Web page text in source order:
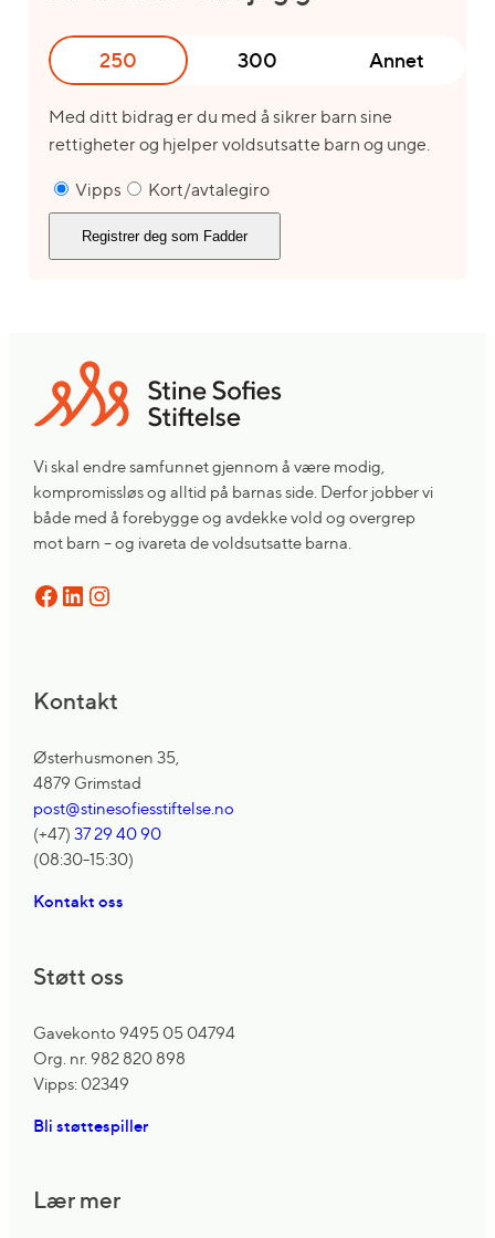
250 300 Annet
Med ditt bidrag er du med å sikrer barn sine
rettigheter og hjelper voldsutsatte barn og unge.
Vipps Kort/avtalegiro
Vi skal endre samfunnet gjennom å være modig,
kompromissløs og alltid på barnas side. Derfor jobber vi
både med å forebygge og avdekke vold og overgrep
mot barn – og ivareta de voldsutsatte barna.
Facebook LinkedIn Instagram
Kontakt
Østerhusmonen 35,
4879 Grimstad
post@stinesofiesstiftelse.no
(+47)37 29 40 90
(08:30-15:30)
Kontakt oss
Støtt oss
Gavekonto 9495 05 04794
Org. nr. 982 820 898
Vipps: 02349
Bli støttespiller
Lær mer